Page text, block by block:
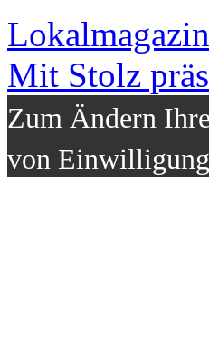
Lokalmagazin
Mit Stolz
Zum Ändern
von